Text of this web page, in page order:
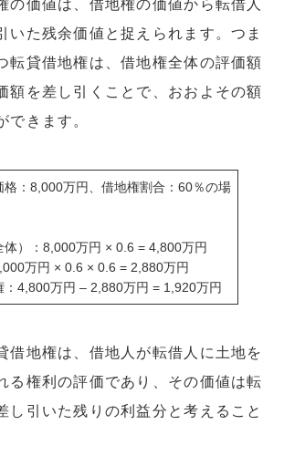
の価値は、借地権の価値から転借人
いた残余価値と捉えられます。つま
転貸借地権は、借地権全体の評価額
額を差し引くことで、おおよその額
できます。
格：8,000万円、借地権割合：60％の場
体）：8,000万円 × 0.6 = 4,800万円
万円 × 0.6 × 0.6 = 2,880万円
：4,800万円 – 2,880万円 = 1,920万円
借地権は、借地人が転借人に土地を
る権利の評価であり、その価値は転
し引いた残りの利益分と考えること